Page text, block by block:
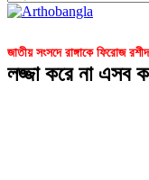
জাতীয় সংসদে রাঙ্গাকে ফিরোজ রশীদ
লজ্জা করে না এসব